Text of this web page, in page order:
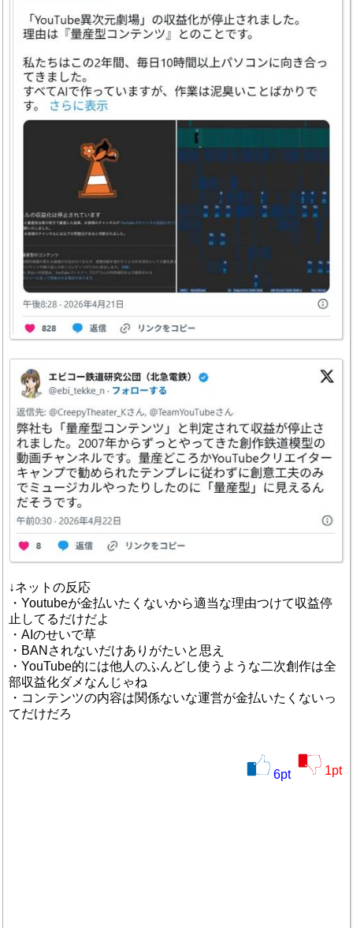
↓ネットの反応
・Youtubeが金払いたくないから適当な理由つけて収益停
止してるだけだよ
・AIのせいで草
・BANされないだけありがたいと思え
・YouTube的には他人のふんどし使うような二次創作は全
部収益化ダメなんじゃね
・コンテンツの内容は関係ないな運営が金払いたくないっ
てだけだろ
6pt 1pt